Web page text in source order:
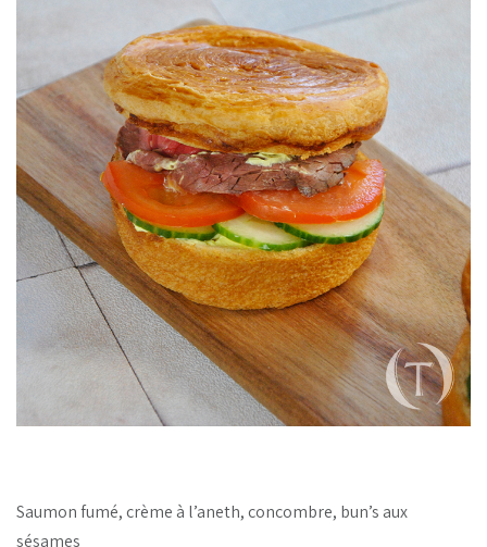
Saumon fumé, crème à l’aneth, concombre, bun’s aux
sésames